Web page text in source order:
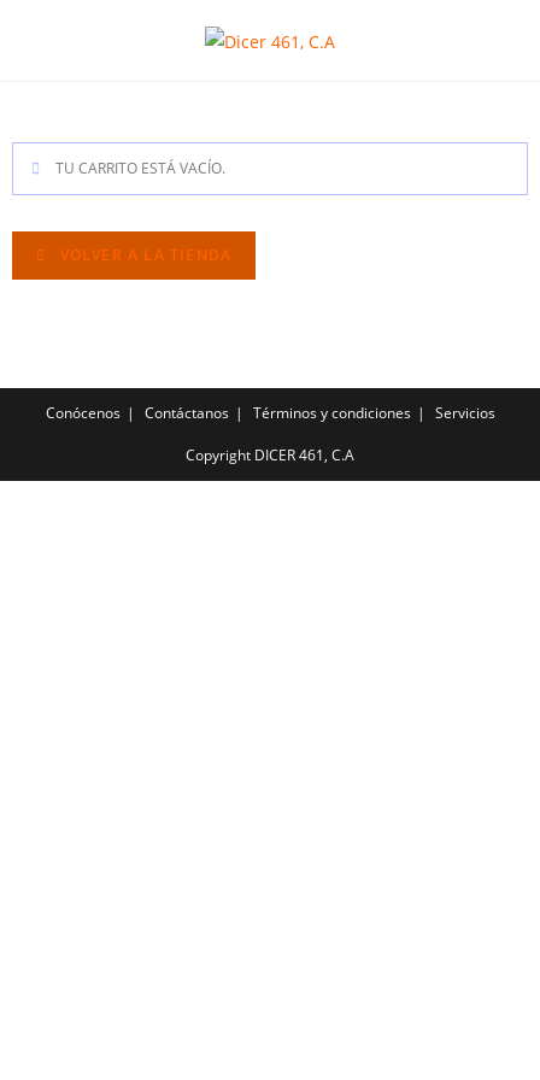
TU CARRITO ESTÁ VACÍO.
VOLVER A LA TIENDA
Conócenos Contáctanos Términos y condiciones Servicios
Copyright DICER 461, C.A